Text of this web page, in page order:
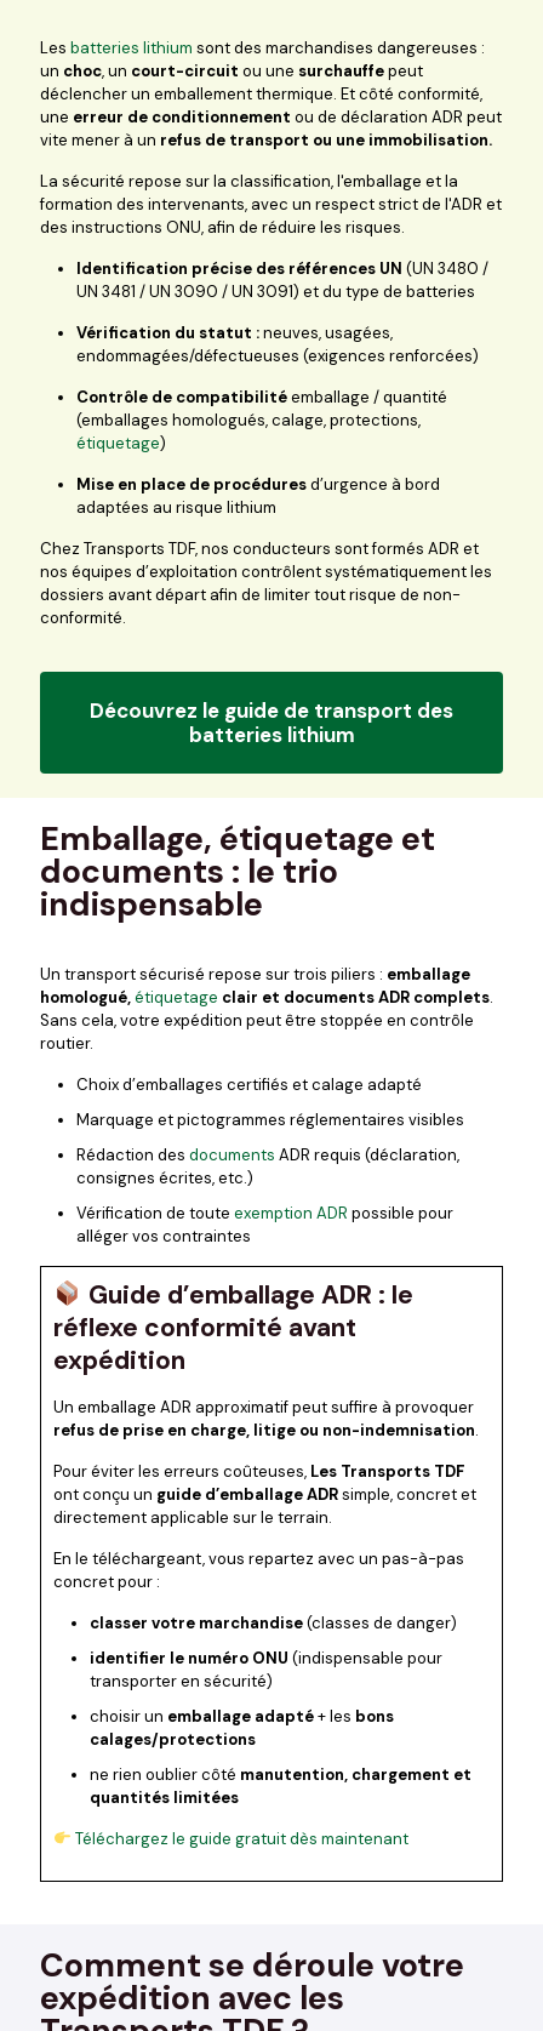
Les batteries lithium sont des marchandises dangereuses :
un choc, un court-circuit ou une surchauffepeut
déclencher un emballement thermique. Et côté conformité,
une erreur de conditionnement ou de déclaration ADR peut
vite mener à un refus de transport ou une immobilisation.
La sécurité repose sur la classification, l'emballage et la
formation des intervenants, avec un respect strict de l'ADR et
des instructions ONU, afin de réduire les risques.
Identification précise des références UN (UN 3480 /
UN 3481 / UN 3090 / UN 3091) et du type de batteries
Vérification du statut :neuves, usagées,
endommagées/défectueuses (exigences renforcées)
Contrôle de compatibilitéemballage / quantité
(emballages homologués, calage, protections,
étiquetage)
Mise en place de procéduresd’urgence à bord
adaptées au risque lithium
Chez Transports TDF, nos conducteurs sont formés ADR et
nos équipes d’exploitation contrôlent systématiquement les
dossiers avant départ afin de limiter tout risque de non-
conformité.
Découvrez le guide de transport des
batteries lithium
Emballage, étiquetage et
documents : le trio
indispensable
Un transport sécurisé repose sur trois piliers : emballage
homologué,étiquetage clair et documents ADR complets.
Sans cela, votre expédition peut être stoppée en contrôle
routier.
Choix d’emballages certifiés et calage adapté
Marquage et pictogrammes réglementaires visibles
Rédaction des documents ADR requis (déclaration,
consignes écrites, etc.)
Vérification de toute exemption ADR possible pour
alléger vos contraintes
Guide d’emballage ADR : le
réflexe conformité avant
expédition
Un emballage ADR approximatif peut suffire à provoquer
refus de prise en charge, litige ou non-indemnisation.
Pour éviter les erreurs coûteuses, Les Transports TDF
ont conçu un guide d’emballage ADRsimple, concret et
directement applicable sur le terrain.
En le téléchargeant, vous repartez avec un pas-à-pas
concret pour :
classer votre marchandise(classes de danger)
identifier le numéro ONU (indispensable pour
transporter en sécurité)
choisir un emballage adapté+ les bons
calages/protections
ne rien oublier côté manutention, chargement et
quantités limitées
Téléchargez le guide gratuit dès maintenant
Comment se déroule votre
expédition avec les